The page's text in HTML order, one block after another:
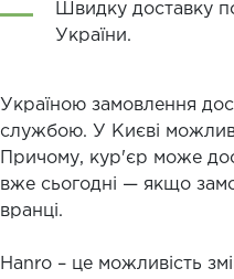
Швидку доставку
України.
Україною замовлення
службою. У Києві
Причому, кур'єр може
вже сьогодні — якщо
вранці.
Hanro – це можливість